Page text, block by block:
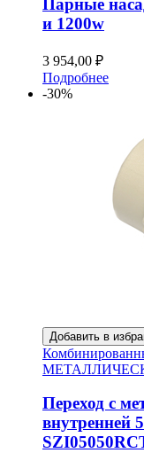
Парные
и 1200w
3 954,00 ₽
Подробнее
-30%
Добавить в
Переход с
внутренней